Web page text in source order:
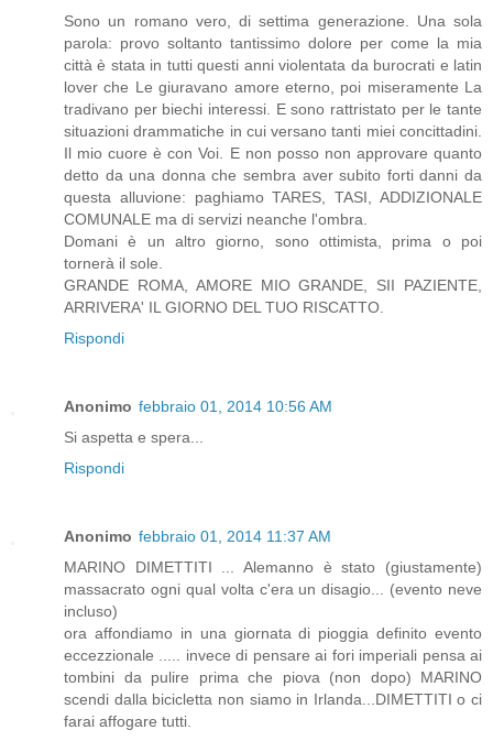
Sono un romano vero, di settima generazione. Una sola
parola: provo soltanto tantissimo dolore per come la mia
città è stata in tutti questi anni violentata da burocrati e latin
lover che Le giuravano amore eterno, poi miseramente La
tradivano per biechi interessi. E sono rattristato per le tante
situazioni drammatiche in cui versano tanti miei concittadini.
Il mio cuore è con Voi. E non posso non approvare quanto
detto da una donna che sembra aver subito forti danni da
questa alluvione: paghiamo TARES, TASI, ADDIZIONALE
COMUNALE ma di servizi neanche l'ombra.
Domani è un altro giorno, sono ottimista, prima o poi
tornerà il sole.
GRANDE ROMA, AMORE MIO GRANDE, SII PAZIENTE,
ARRIVERA' IL GIORNO DEL TUO RISCATTO.
Rispondi
Anonimo febbraio 01, 2014 10:56 AM
Si aspetta e spera...
Rispondi
Anonimo febbraio 01, 2014 11:37 AM
MARINO DIMETTITI ... Alemanno è stato (giustamente)
massacrato ogni qual volta c'era un disagio... (evento neve
incluso)
ora affondiamo in una giornata di pioggia definito evento
eccezzionale ..... invece di pensare ai fori imperiali pensa ai
tombini da pulire prima che piova (non dopo) MARINO
scendi dalla bicicletta non siamo in Irlanda...DIMETTITI o ci
farai affogare tutti.